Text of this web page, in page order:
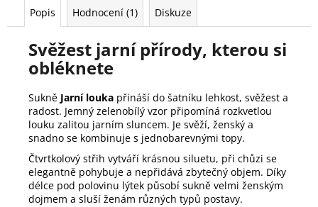
Popis Hodnocení (1) Diskuze
Svěžest jarní přírody, kterou si
obléknete
Sukně Jarní louka přináší do šatníku lehkost, svěžest a
radost. Jemný zelenobílý vzor připomíná rozkvetlou
louku zalitou jarním sluncem. Je svěží, ženský a
snadno se kombinuje s jednobarevnými topy.
Čtvrtkolový střih vytváří krásnou siluetu, při chůzi se
elegantně pohybuje a nepřidává zbytečný objem. Díky
délce pod polovinu lýtek působí sukně velmi ženským
dojmem a sluší ženám různých typů postavy.